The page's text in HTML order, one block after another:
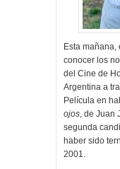
Esta
conocer los
del Cine de
Argentina a
Película en
ojos, de Juan
segunda
haber sido
2001.